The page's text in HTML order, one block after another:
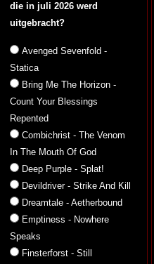
die in juli 2026 werd
uitgebracht?
Avenged Sevenfold -
Statica
Bring Me The Horizon -
Count Your Blessings
Repented
Combichrist - The Venom
In The Mouth Of God
Deep Purple - Splat!
Devildriver - Strike And Kill
Dreamtale - Aetherbound
Emptiness - Nowhere
Speaks
Finsterforst - Still